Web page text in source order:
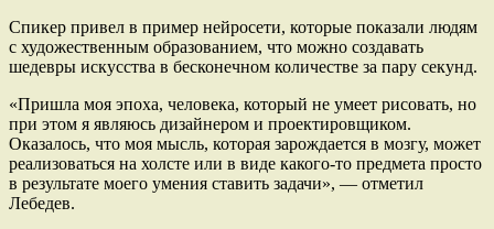
Спикер привел в пример нейросети, которые показали людям
с художественным образованием, что можно создавать
шедевры искусства в бесконечном количестве за пару секунд.
«Пришла моя эпоха, человека, который не умеет рисовать, но
при этом я являюсь дизайнером и проектировщиком.
Оказалось, что моя мысль, которая зарождается в мозгу, может
реализоваться на холсте или в виде какого-то предмета просто
в результате моего умения ставить задачи», — отметил
Лебедев.